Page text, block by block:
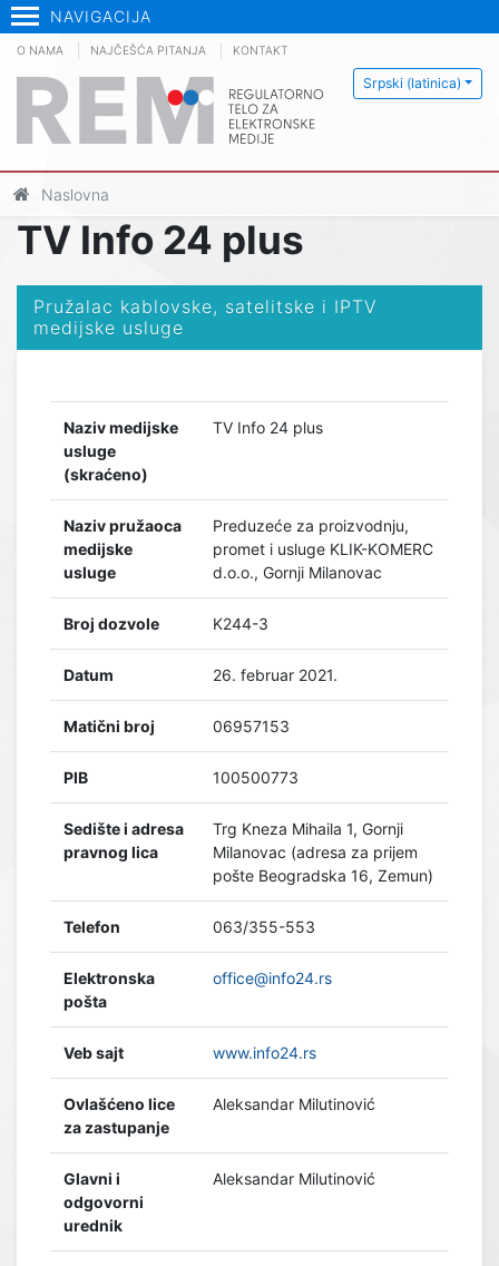
NAVIGACIJA
Srpski (latinica)
O NAMA NAJČEŠĆA PITANJA KONTAKT
Naslovna
TV Info 24 plus
Pružalac kablovske, satelitske i IPTV
medijske usluge
Naziv medijske
usluge
(skraćeno)
TV Info 24 plus
Naziv pružaoca
medijske
usluge
Preduzeće za proizvodnju,
promet i usluge KLIK-KOMERC
d.o.o., Gornji Milanovac
Broj dozvole K244-3
Datum 26. februar 2021.
Matični broj 06957153
PIB 100500773
Sedište i adresa
pravnog lica
Trg Kneza Mihaila 1, Gornji
Milanovac (adresa za prijem
pošte Beogradska 16, Zemun)
Telefon 063/355-553
Elektronska
pošta
office@info24.rs
Veb sajt www.info24.rs
Ovlašćeno lice
za zastupanje
Aleksandar Milutinović
Glavni i
odgovorni
urednik
Aleksandar Milutinović